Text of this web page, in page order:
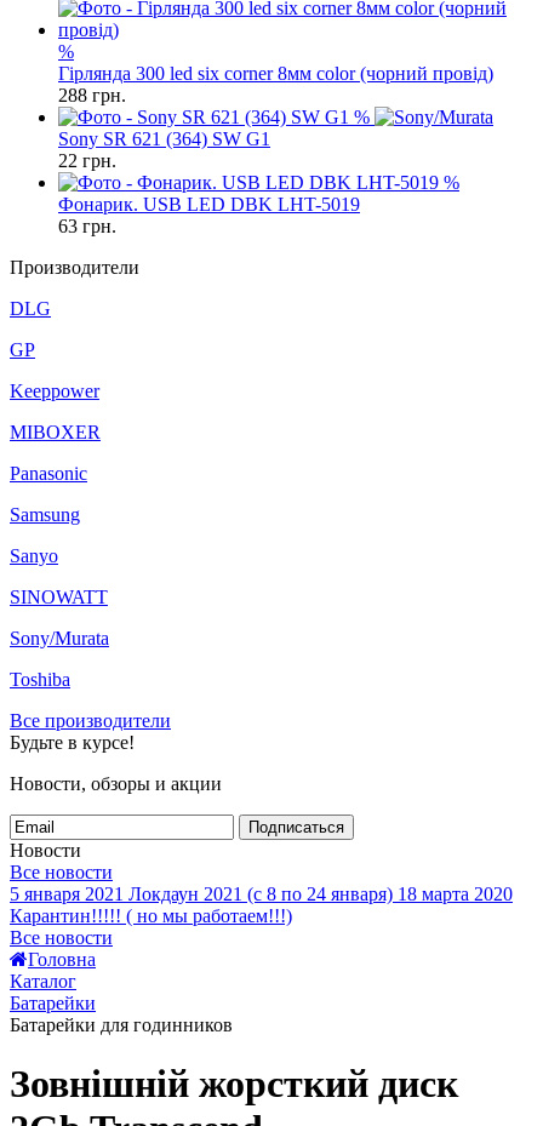
%
Гірлянда 300 led six corner 8мм color (чорний провід)
288 грн.
%
Sony SR 621 (364) SW G1
22 грн.
%
Фонарик. USB LED DBK LHT-5019
63 грн.
Производители
DLG
GP
Keeppower
MIBOXER
Panasonic
Samsung
Sanyo
SINOWATT
Sony/Murata
Toshiba
Все производители
Будьте в курсе!
Новости, обзоры и акции
Подписаться
Новости
Все новости
5 января 2021 Локдаун 2021 (с 8 по 24 января) 18 марта 2020
Карантин!!!!! ( но мы работаем!!!)
Все новости
Головна
Каталог
Батарейки
Батарейки для годинников
Зовнішній жорсткий диск